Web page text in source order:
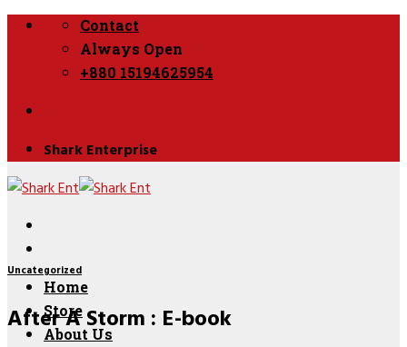
Skip
Contact
Always Open
+880 15194625954
Shark Enterprise
Home
Store
About Us
Uncategorized
After A Storm : E-book